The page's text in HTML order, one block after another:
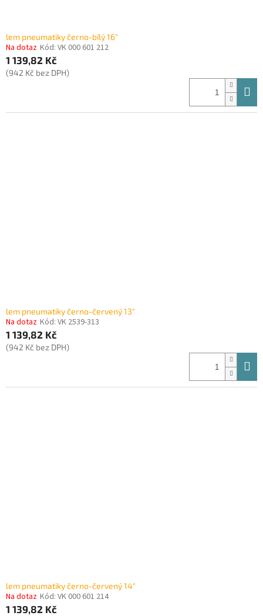
lem pneumatiky černo-bílý 16"
Na dotaz Kód: VK 000 601 212
1 139,82 Kč
(942 Kč bez DPH)
lem pneumatiky černo-červený 13"
Na dotaz Kód: VK 2539-313
1 139,82 Kč
(942 Kč bez DPH)
lem pneumatiky černo-červený 14"
Na dotaz Kód: VK 000 601 214
1 139,82 Kč